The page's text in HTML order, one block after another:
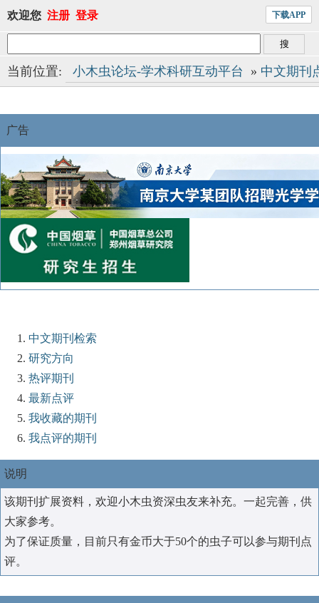
欢迎您 注册 登录 下载APP
当前位置: 小木虫论坛-学术科研互动平台 » 中文期刊
广告
中文期刊检索
研究方向
热评期刊
最新点评
我收藏的期刊
我点评的期刊
说明
该期刊扩展资料，欢迎小木虫资深虫友来补充。一起完善，供
大家参考。
为了保证质量，目前只有金币大于50个的虫子可以参与期刊点
评。